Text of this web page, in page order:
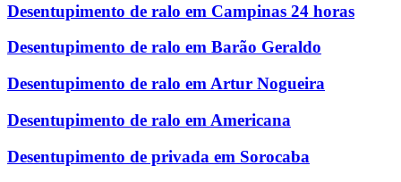
Desentupimento de ralo em Campinas 24 horas
Desentupimento de ralo em Barão Geraldo
Desentupimento de ralo em Artur Nogueira
Desentupimento de ralo em Americana
Desentupimento de privada em Sorocaba